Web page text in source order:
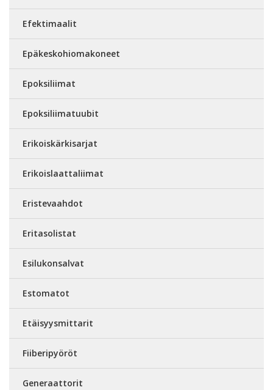
Efektimaalit
Epäkeskohiomakoneet
Epoksiliimat
Epoksiliimatuubit
Erikoiskärkisarjat
Erikoislaattaliimat
Eristevaahdot
Eritasolistat
Esilukonsalvat
Estomatot
Etäisyysmittarit
Fiiberipyöröt
Generaattorit